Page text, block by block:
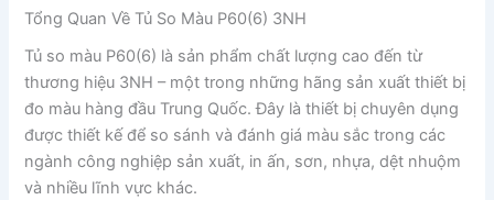
Tổng Quan Về Tủ So Màu P60(6) 3NH
Tủ so màu P60(6) là sản phẩm chất lượng cao đến từ
thương hiệu 3NH – một trong những hãng sản xuất thiết bị
đo màu hàng đầu Trung Quốc. Đây là thiết bị chuyên dụng
được thiết kế để so sánh và đánh giá màu sắc trong các
ngành công nghiệp sản xuất, in ấn, sơn, nhựa, dệt nhuộm
và nhiều lĩnh vực khác.